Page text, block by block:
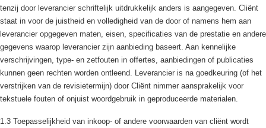
tenzij door leverancier schriftelijk uitdrukkelijk anders is aangegeven. Cliënt
staat in voor de juistheid en volledigheid van de door of namens hem aan
leverancier opgegeven maten, eisen, specificaties van de prestatie en andere
gegevens waarop leverancier zijn aanbieding baseert. Aan kennelijke
verschrijvingen, type- en zetfouten in offertes, aanbiedingen of publicaties
kunnen geen rechten worden ontleend. Leverancier is na goedkeuring (of het
verstrijken van de revisietermijn) door Cliënt nimmer aansprakelijk voor
tekstuele fouten of onjuist woordgebruik in geproduceerde materialen.
1.3 Toepasselijkheid van inkoop- of andere voorwaarden van cliënt wordt